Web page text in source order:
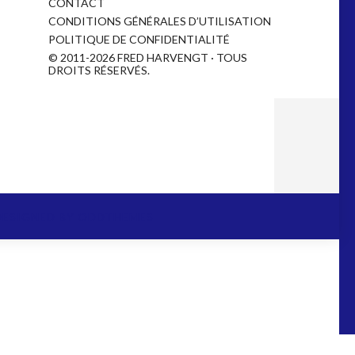
CONDITIONS GÉNÉRALES D’UTILISATION
POLITIQUE DE CONFIDENTIALITÉ
© 2011-2026 FRED HARVENGT · TOUS
DROITS RÉSERVÉS.